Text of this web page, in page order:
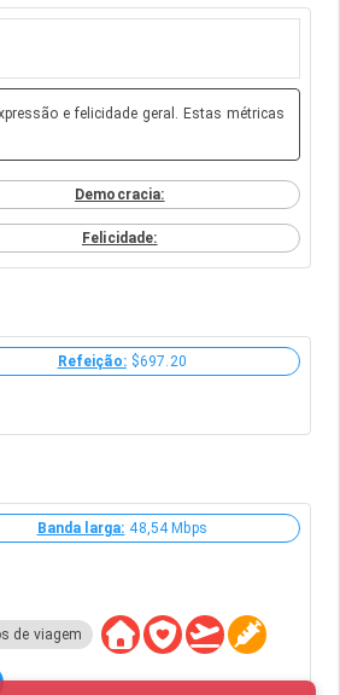
e felicidade geral. Estas métricas
Democracia:
Felicidade:
Refeição: $697.20
Banda larga: 48,54 Mbps
de viagem